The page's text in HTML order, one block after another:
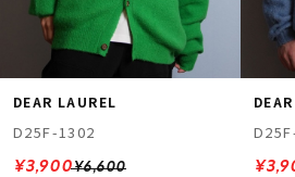
DEAR LAUREL
D25F-1302
¥6,600
¥3,900